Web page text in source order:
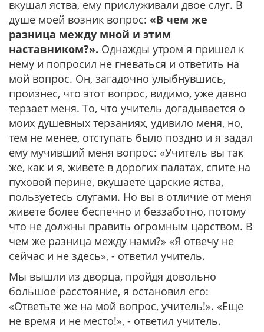
вкушал яства, ему прислуживали двое слуг. В
душе моей возник вопрос: «В чем же
разница между мной и этим
наставником?». Однажды утром я пришел к
нему и попросил не гневаться и ответить на
мой вопрос. Он, загадочно улыбнувшись,
произнес, что этот вопрос, видимо, уже давно
терзает меня. То, что учитель догадывается о
моих душевных терзаниях, удивило меня, но,
тем не менее, отступать было поздно и я задал
ему мучивший меня вопрос: «Учитель вы так
же, как и я, живете в дорогих палатах, спите на
пуховой перине, вкушаете царские яства,
пользуетесь слугами. Но вы в отличие от меня
живете более беспечно и беззаботно, потому
что не должны править огромным царством. В
чем же разница между нами?» «Я отвечу не
сейчас и не здесь», - ответил учитель.
Мы вышли из дворца, пройдя довольно
большое расстояние, я остановил его:
«Ответьте же на мой вопрос, учитель!». «Еще
не время и не место!», - ответил учитель.